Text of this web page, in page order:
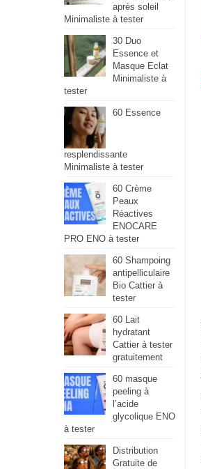
après soleil
Minimaliste à tester
30 Duo
Essence et
Masque Eclat
Minimaliste à
tester
60 Essence
resplendissante
Minimaliste à tester
60 Crème
Peaux
Réactives
ENOCARE
PRO ENO à tester
60 Shampoing
antipelliculaire
Bio Cattier à
tester
60 Lait
hydratant
Cattier à tester
gratuitement
60 masque
peeling à
l’acide
glycolique ENO
à tester
Distribution
Gratuite de